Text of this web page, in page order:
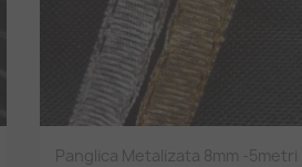
 Vizualizare rapidă
Panglica Metalizata 8mm -5metri